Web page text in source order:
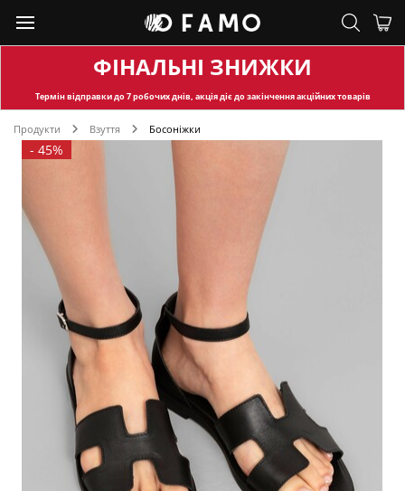
ФІНАЛЬНІ ЗНИЖКИ
Термін відправкидо 7 робочих днів, акція діє до закінчення акційних товарів
Продукти Взуття Босоніжки
- 45%